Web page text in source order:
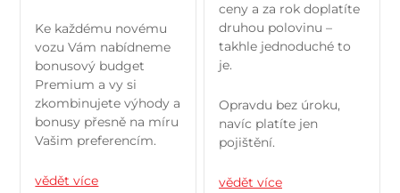
Ke každému novému
vozu Vám nabídneme
bonusový budget
Premium a vy si
zkombinujete výhody a
bonusy přesně na míru
Vašim preferencím.
vědět více
ceny a za rok doplatíte
druhou polovinu –
takhle jednoduché to
je.
Opravdu bez úroku,
navíc platíte jen
pojištění.
vědět více